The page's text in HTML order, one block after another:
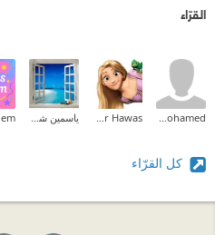
القرّاء
كل القرّاء